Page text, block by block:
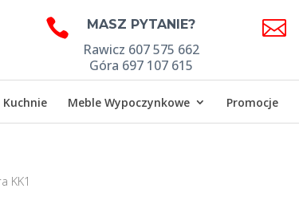
 MASZ PYTANIE?
Rawicz 607 575 662
Góra 697 107 615

Kuchnie Meble Wypoczynkowe Promocje
KK1